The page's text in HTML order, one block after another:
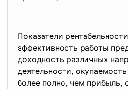
Показатели
эффективность работы
доходность различных
деятельности,
более полно, чем прибыль,